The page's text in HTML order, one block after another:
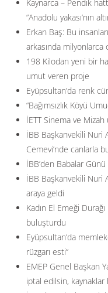
Kaynarca – Pendik
”Anadolu yakası’nın
Erkan Baş: Bu
arkasında
198 Kilodan yeni bir
umut veren proje
Eyüpsultan’da renk
“Bağımsızlık Köyü
İETT Sinema ve
İBB Başkanvekili Nuri
Cemevi’nde canlarla
İBB’den Babalar Günü
İBB Başkanvekili Nuri
araya geldi
Kadın El Emeği
buluşturdu
Eyüpsultan’da
rüzgarı esti”
EMEP Genel Başkan
iptal edilsin, kaynaklar